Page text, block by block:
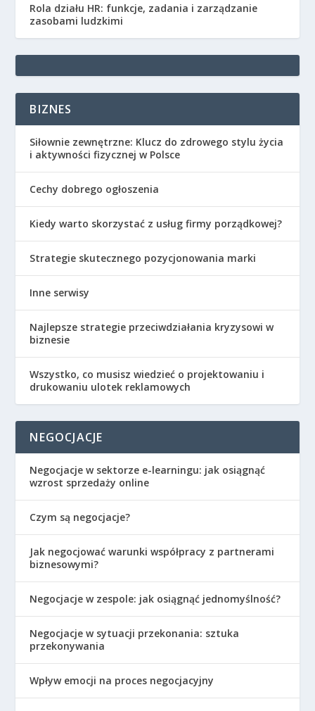
Rola działu HR: funkcje, zadania i zarządzanie
zasobami ludzkimi
BIZNES
Siłownie zewnętrzne: Klucz do zdrowego stylu życia
i aktywności fizycznej w Polsce
Cechy dobrego ogłoszenia
Kiedy warto skorzystać z usług firmy porządkowej?
Strategie skutecznego pozycjonowania marki
Inne serwisy
Najlepsze strategie przeciwdziałania kryzysowi w
biznesie
Wszystko, co musisz wiedzieć o projektowaniu i
drukowaniu ulotek reklamowych
NEGOCJACJE
Negocjacje w sektorze e-learningu: jak osiągnąć
wzrost sprzedaży online
Czym są negocjacje?
Jak negocjować warunki współpracy z partnerami
biznesowymi?
Negocjacje w zespole: jak osiągnąć jednomyślność?
Negocjacje w sytuacji przekonania: sztuka
przekonywania
Wpływ emocji na proces negocjacyjny